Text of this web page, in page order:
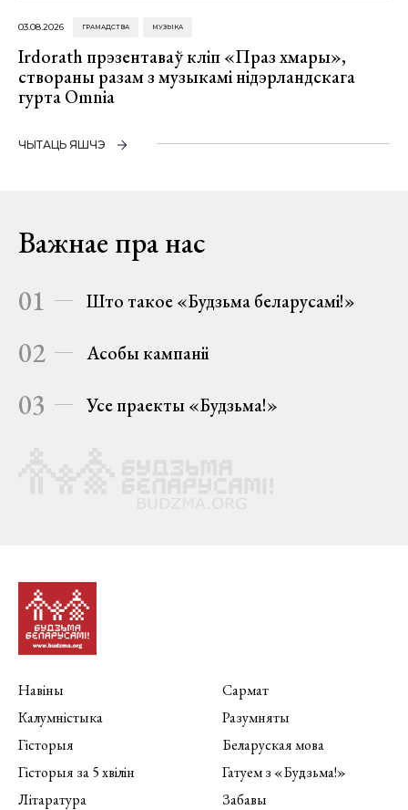
03.08.2026 ГРАМАДСТВА МУЗЫКА
Irdorath прэзентаваў кліп «Праз хмары»,
створаны разам з музыкамі нідэрландскага
гурта Omnia
ЧЫТАЦЬ ЯШЧЭ
Важнае пра нас
01 Што такое «Будзьма беларусамі!»
02 Асобы кампаніі
03 Усе праекты «Будзьма!»
Навіны
Калумністыка
Гісторыя
Гісторыя за 5 хвілін
Літаратура
Сармат
Разумняты
Беларуская мова
Гатуем з «Будзьма!»
Забавы